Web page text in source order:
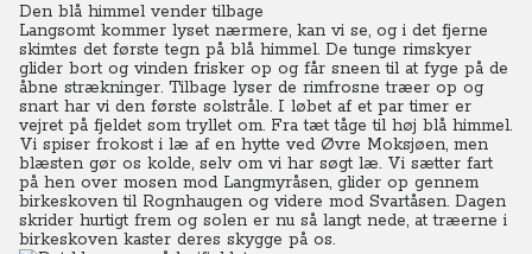
Den blå himmel vender tilbage
Langsomt kommer lyset nærmere, kan vi se, og i det fjerne
skimtes det første tegn på blå himmel. De tunge rimskyer
glider bort og vinden frisker op og får sneen til at fyge på de
åbne strækninger. Tilbage lyser de rimfrosne træer op og
snart har vi den første solstråle. I løbet af et par timer er
vejret på fjeldet som tryllet om. Fra tæt tåge til høj blå himmel.
Vi spiser frokost i læ af en hytte ved Øvre Moksjøen, men
blæsten gør os kolde, selv om vi har søgt læ. Vi sætter fart
på hen over mosen mod Langmyråsen, glider op gennem
birkeskoven til Rognhaugen og videre mod Svartåsen. Dagen
skrider hurtigt frem og solen er nu så langt nede, at træerne i
birkeskoven kaster deres skygge på os.